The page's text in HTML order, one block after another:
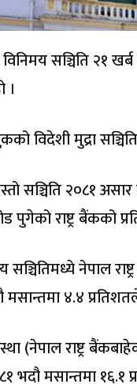
विनिमय सञ्चिति २१
।
विदेशी मुद्रा
सञ्चिति २०८१
पुगेको राष्ट्र बैंकको
नेपाल
४.४
(नेपाल राष्ट्र
भदौ मसान्तमा